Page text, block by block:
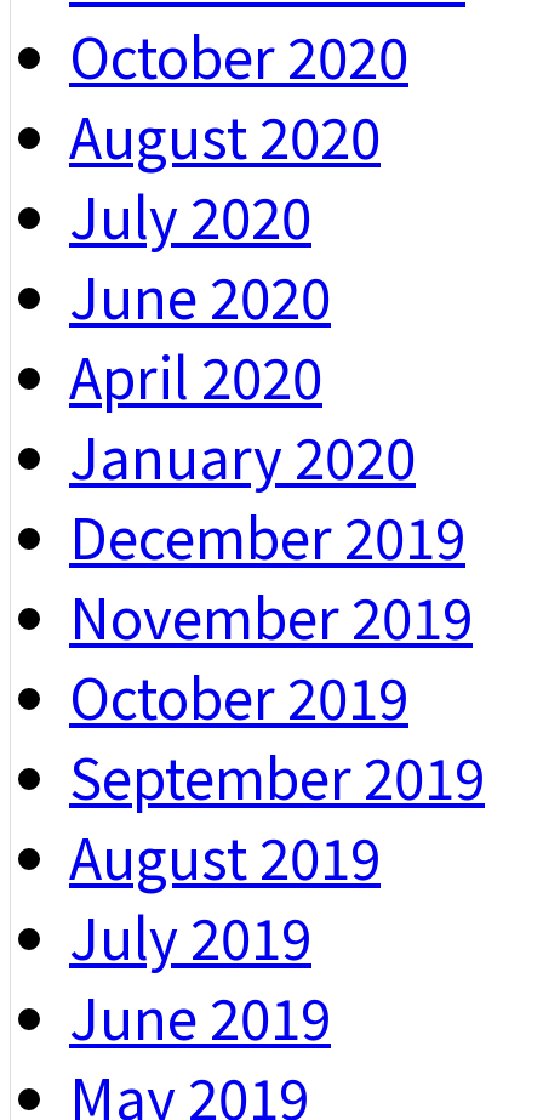
October 2020
August 2020
July 2020
June 2020
April 2020
January 2020
December 2019
November 2019
October 2019
September 2019
August 2019
July 2019
June 2019
May 2019